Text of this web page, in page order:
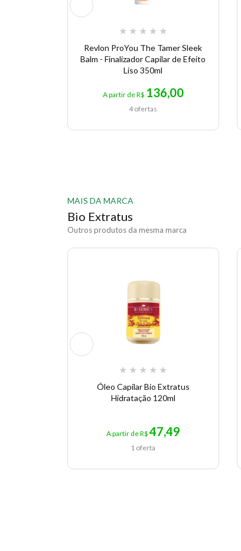
★ ★ ★ ★ ★
Revlon ProYou The Tamer Sleek
Balm - Finalizador Capilar de Efeito
Liso 350ml
A partir de R$ 136,00
4 ofertas
MAIS DA MARCA
Bio Extratus
Outros produtos da mesma marca
★ ★ ★ ★ ★
Óleo Capilar Bio Extratus
Hidratação 120ml
A partir de R$ 47,49
1 oferta